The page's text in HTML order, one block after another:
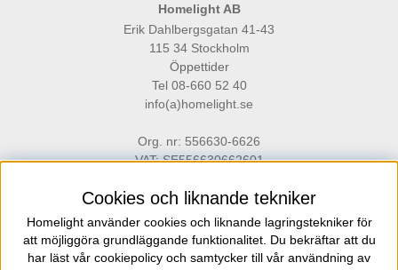
Homelight AB
Erik Dahlbergsgatan 41-43
115 34 Stockholm
Öppettider
Tel 08-660 52 40
info(a)homelight.se
Org. nr: 556630-6626
VAT: SE556630662601
Cookies och liknande tekniker
Homelight använder cookies och liknande lagringstekniker för
att möjliggöra grundläggande funktionalitet. Du bekräftar att du
har läst vår cookiepolicy och samtycker till vår användning av